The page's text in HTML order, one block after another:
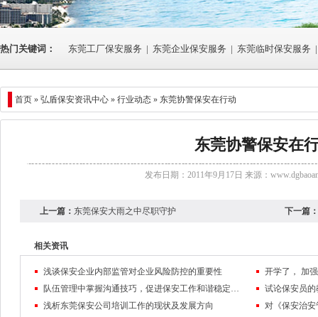
热门关键词： 东莞工厂保安服务 | 东莞企业保安服务 | 东莞临时保安服务 |
首页 » 弘盾保安资讯中心 » 行业动态 » 东莞协警保安在行动
东莞协警保安在
发布日期：2011年9月17日 来源：
上一篇： 东莞保安大雨之中尽职守护 下一篇：
相关资讯
浅谈保安企业内部监管对企业风险防控的重要性
队伍管理中掌握沟通技巧，促进保安工作和谐稳定发展
试论保安员
浅析东莞保安公司培训工作的现状及发展方向
对《保安治